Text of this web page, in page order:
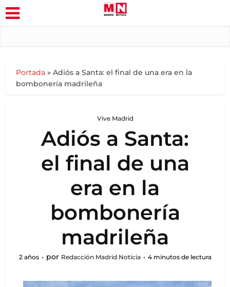
Portada »Adiós a Santa: el final de una era en la
bombonería madrileña
Vive Madrid
Adiós a Santa:
el final de una
era en la
bombonería
madrileña
2 años por Redacción Madrid Noticia 4 minutos de lectura